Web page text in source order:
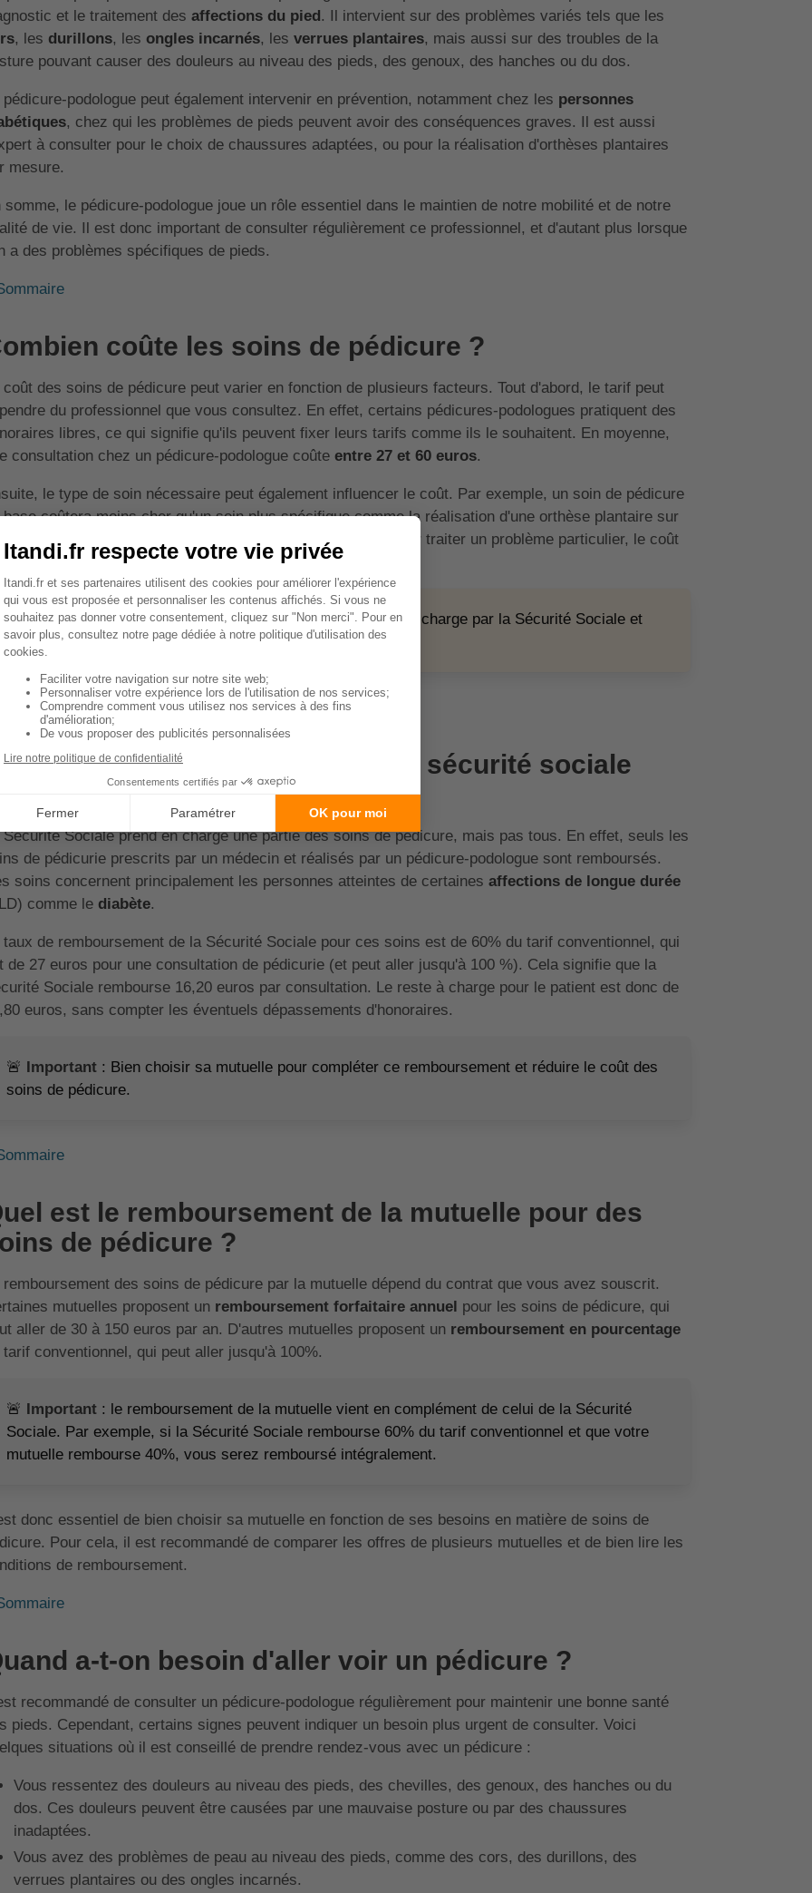
et le traitement des affections du pied. Il intervient sur des problèmes variés tels que les
, les durillons, les ongles incarnés, les verrues plantaires, mais aussi sur des troubles de la
pouvant causer des douleurs au niveau des pieds, des genoux, des hanches ou du dos.
pédicure-podologue peut également intervenir en prévention, notamment chez les personnes
, chez qui les problèmes de pieds peuvent avoir des conséquences graves. Il est aussi
à consulter pour le choix de chaussures adaptées, ou pour la réalisation d'orthèses plantaires
mesure.
somme, le pédicure-podologue joue un rôle essentiel dans le maintien de notre mobilité et de notre
de vie. Il est donc important de consulter régulièrement ce professionnel, et d'autant plus lorsque
a des problèmes spécifiques de pieds.
coûte les soins de pédicure ?
coût des soins de pédicure peut varier en fonction de plusieurs facteurs. Tout d'abord, le tarif peut
du professionnel que vous consultez. En effet, certains pédicures-podologues pratiquent des
libres, ce qui signifie qu'ils peuvent fixer leurs tarifs comme ils le souhaitent. En moyenne,
consultation chez un pédicure-podologue coûteentre 27 et 60 euros.
le type de soin nécessaire peut également influencer le coût. Par exemple, un soin de pédicure
base coûtera moins cher qu'un soin plus spécifique comme la réalisation d'une orthèse plantaire sur
De plus, si vous avez besoin de plusieurs séances pour traiter un problème particulier, le coût
sera plus élevé.
✍️À noter: Certains soins de pédicure peuvent être pris en charge par la Sécurité Sociale et
votre mutuelle, ce qui peut réduire le coût à votre charge.
est la prise en charge de la sécurité sociale
des soins de pédicure ?
Sécurité Sociale prend en charge une partie des soins de pédicure, mais pas tous. En effet, seuls les
de pédicurie prescrits par un médecin et réalisés par un pédicure-podologue sont remboursés.
soins concernent principalement les personnes atteintes de certaines affections de longue durée
comme le diabète.
taux de remboursement de la Sécurité Sociale pour ces soins est de 60% du tarif conventionnel, qui
de 27 euros pour une consultation de pédicurie (et peut aller jusqu'à 100 %). Cela signifie que la
Sociale rembourse 16,20 euros par consultation. Le reste à charge pour le patient est donc de
euros, sans compter les éventuels dépassements d'honoraires.
🚨 Important: Bien choisir sa mutuelle pour compléter ce remboursement et réduire le coût des
soins de pédicure.
est le remboursement de la mutuelle pour des
de pédicure ?
remboursement des soins de pédicure par la mutuelle dépend du contrat que vous avez souscrit.
mutuelles proposent un remboursement forfaitaire annuel pour les soins de pédicure, qui
aller de 30 à 150 euros par an. D'autres mutuelles proposent unremboursement en pourcentage
tarif conventionnel, qui peut aller jusqu'à 100%.
🚨 Important: le remboursement de la mutuelle vient en complément de celui de la Sécurité
Sociale. Par exemple, si la Sécurité Sociale rembourse 60% du tarif conventionnel et que votre
mutuelle rembourse 40%, vous serez remboursé intégralement.
donc essentiel de bien choisir sa mutuelle en fonction de ses besoins en matière de soins de
Pour cela, il est recommandé de comparer les offres de plusieurs mutuelles et de bien lire les
de remboursement.
a-t-on besoin d'aller voir un pédicure ?
recommandé de consulter un pédicure-podologue régulièrement pour maintenir une bonne santé
pieds. Cependant, certains signes peuvent indiquer un besoin plus urgent de consulter. Voici
situations où il est conseillé de prendre rendez-vous avec un pédicure :
Vous ressentez des douleurs au niveau des pieds, des chevilles, des genoux, des hanches ou du
dos. Ces douleurs peuvent être causées par une mauvaise posture ou par des chaussures
inadaptées.
Vous avez des problèmes de peau au niveau des pieds, comme des cors, des durillons, des
verrues plantaires ou des ongles incarnés.